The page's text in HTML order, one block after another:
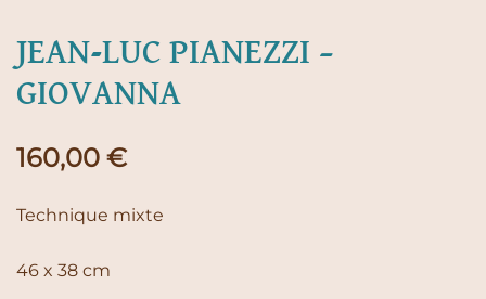
JEAN-LUC PIANEZZI –
GIOVANNA
160,00 €
Technique mixte
46 x 38 cm